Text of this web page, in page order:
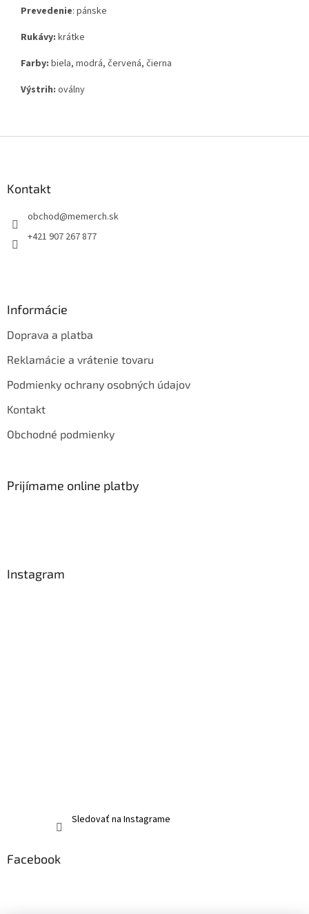
Prevedenie: pánske
Rukávy: krátke
Farby: biela, modrá, červená, čierna
Výstrih: oválny
Kontakt
obchod@memerch.sk
+421 907 267 877
Informácie
Doprava a platba
Reklamácie a vrátenie tovaru
Podmienky ochrany osobných údajov
Kontakt
Obchodné podmienky
Prijímame online platby
Instagram
Sledovať na Instagrame
Facebook